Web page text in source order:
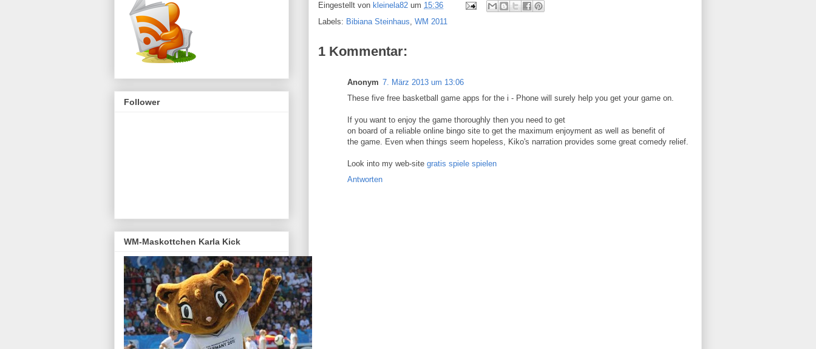
Eingestellt von kleinela82 um 15:36
Labels: Bibiana Steinhaus, WM 2011
1 Kommentar:
Anonym 7. März 2013 um 13:06
These five free basketball game apps for the i - Phone will surely help you get your game on.
If you want to enjoy the game thoroughly then you need to get
on board of a reliable online bingo site to get the maximum enjoyment as well as benefit of
the game. Even when things seem hopeless, Kiko's narration provides some great comedy relief.
Look into my web-site gratis spiele spielen
Antworten
Follower
WM-Maskottchen Karla Kick